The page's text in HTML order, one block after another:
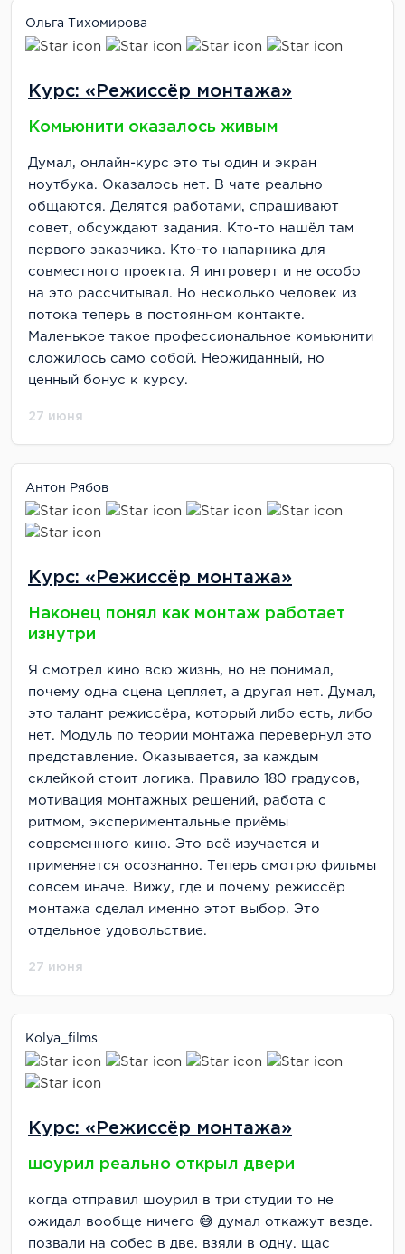
Ольга Тихомирова
Курс: «Режиссёр монтажа»
Комьюнити оказалось живым
Думал, онлайн-курс это ты один и экран
ноутбука. Оказалось нет. В чате реально
общаются. Делятся работами, спрашивают
совет, обсуждают задания. Кто-то нашёл там
первого заказчика. Кто-то напарника для
совместного проекта. Я интроверт и не особо
на это рассчитывал. Но несколько человек из
потока теперь в постоянном контакте.
Маленькое такое профессиональное комьюнити
сложилось само собой. Неожиданный, но
ценный бонус к курсу.
27 июня
Антон Рябов
Курс: «Режиссёр монтажа»
Наконец понял как монтаж работает
изнутри
Я смотрел кино всю жизнь, но не понимал,
почему одна сцена цепляет, а другая нет. Думал,
это талант режиссёра, который либо есть, либо
нет. Модуль по теории монтажа перевернул это
представление. Оказывается, за каждым
склейкой стоит логика. Правило 180 градусов,
мотивация монтажных решений, работа с
ритмом, экспериментальные приёмы
современного кино. Это всё изучается и
применяется осознанно. Теперь смотрю фильмы
совсем иначе. Вижу, где и почему режиссёр
монтажа сделал именно этот выбор. Это
отдельное удовольствие.
27 июня
Kolya_films
Курс: «Режиссёр монтажа»
шоурил реально открыл двери
когда отправил шоурил в три студии то не
ожидал вообще ничего 😅 думал откажут везде.
позвали на собес в две. взяли в одну. щас